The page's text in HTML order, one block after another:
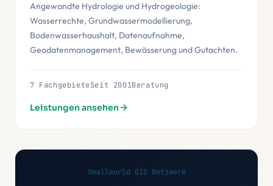
Angewandte Hydrologie und Hydrogeologie:
Wasserrechte, Grundwassermodellierung,
Bodenwasserhaushalt, Datenaufnahme,
Geodatenmanagement, Bewässerung und Gutachten.
7 FachgebieteSeit 2001Beratung
Leistungen ansehen
Smallworld GIS Netzwerk